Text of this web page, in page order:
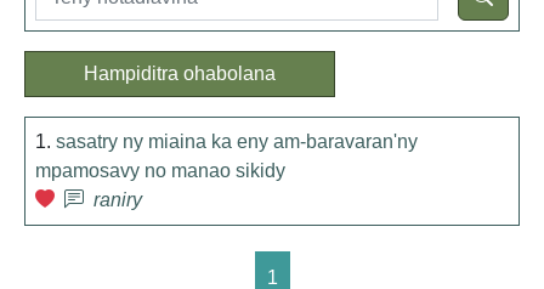
Hampiditra ohabolana
1. sasatry ny miaina ka eny am-baravaran'ny
mpamosavy no manao sikidy
raniry
1